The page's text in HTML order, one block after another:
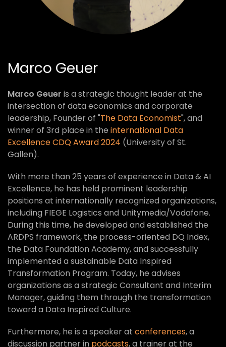
Marco Geuer
Marco Geuer is a strategic thought leader at the
intersection of data economics and corporate
leadership, Founder of "The Data Economist", and
winner of 3rd place in the international Data
Excellence CDQ Award 2024 (University of St.
Gallen).
With more than 25 years of experience in Data & AI
Excellence, he has held prominent leadership
positions at internationally recognized organizations,
including FIEGE Logistics and Unitymedia/Vodafone.
During this time, he developed and established the
ARDPS framework, the process-oriented DQ Index,
the Data Foundation Academy, and successfully
implemented a sustainable Data Inspired
Transformation Program. Today, he advises
organizations as a strategic Consultant and Interim
Manager, guiding them through the transformation
toward a Data Inspired Culture.
Furthermore, he is a speaker at conferences, a
discussion partner in podcasts, a trainer at the